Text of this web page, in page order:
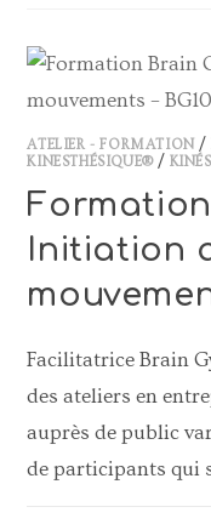
ATELIER - FORMATION /
KINESTHÉSIQUE®/
Initiation
Facilitatrice Brain
des ateliers en
auprès de public
de participants qui